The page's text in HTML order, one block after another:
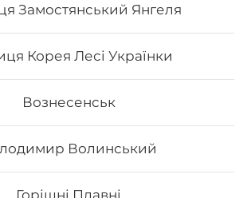
Замостянський Янгеля
Корея Лесі Українки
Вознесенськ
Волинський
Горішні Плавні